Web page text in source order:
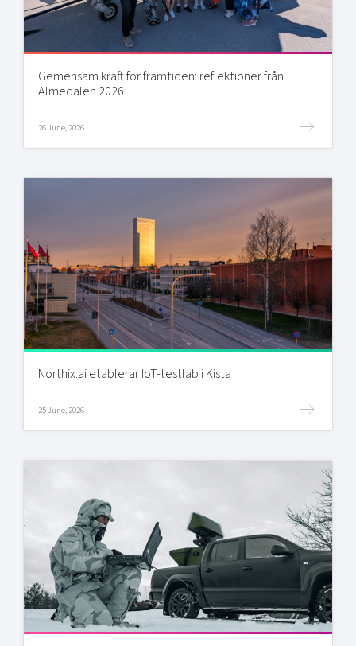
Gemensam kraft för framtiden: reflektioner från
Almedalen 2026
26 June, 2026
Northix.ai etablerar IoT-testlab i Kista
25 June, 2026